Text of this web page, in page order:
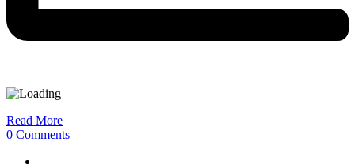
Read More
0 Comments